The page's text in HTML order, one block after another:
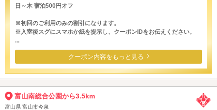
日～木 宿泊500円オフ
※初回のご利用のみの割引になります。
※入室後スグにスマホか紙を提示し、クーポンIDをお伝えください。
...
クーポン内容をもっと見る
富山南総合公園から3.5km
富山県 富山市今泉